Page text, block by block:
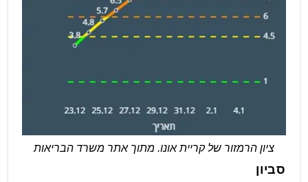
ציון הרמזור של קריית אונו. מתוך אתר משרד הבריאות
סביון